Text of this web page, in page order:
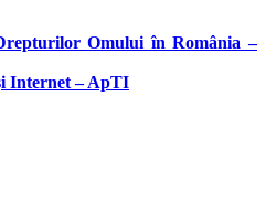
Omului în România –
Internet – ApTI